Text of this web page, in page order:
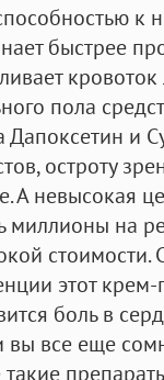
к
быстрее
пола
и
остроту
А невысокая
на
стоимости.
этот крем-
боль в
вы все еще